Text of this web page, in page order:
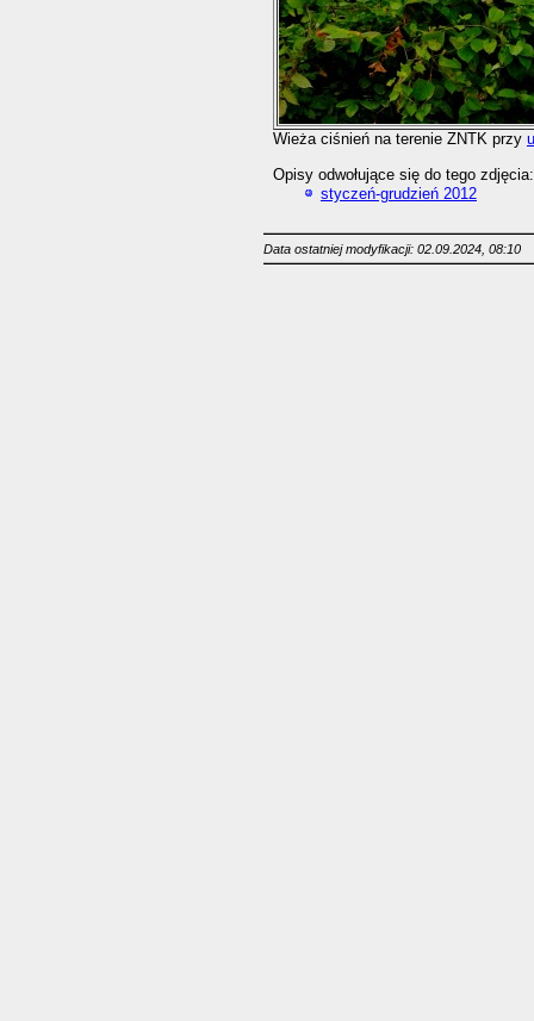
Wieża ciśnień na terenie ZNTK przy
Opisy odwołujące się do tego zdjęcia:
styczeń-grudzień 2012
Data ostatniej modyfikacji: 02.09.2024, 08:10